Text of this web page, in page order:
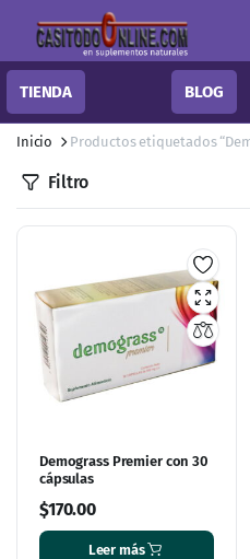
TIENDA BLOG
Inicio Productos etiquetados
Filtro
Demograss Premier con 30
cápsulas
$170.00
Leer más